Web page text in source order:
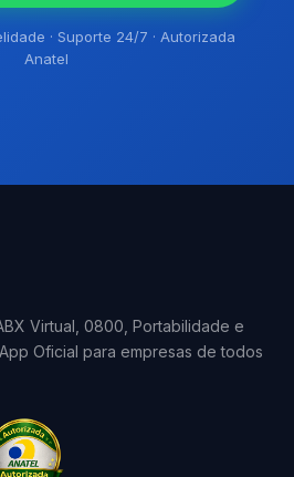
· Suporte 24/7 · Autorizada
Anatel
Virtual, 0800, Portabilidade e
Oficial para empresas de todos